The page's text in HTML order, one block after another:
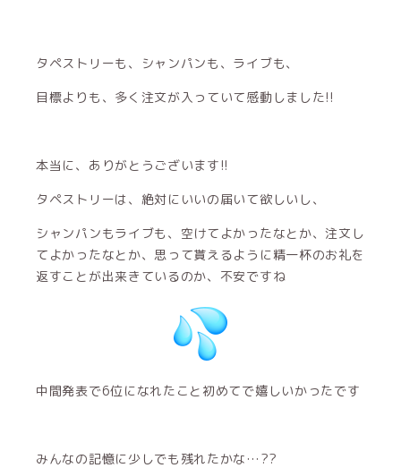
タペストリーも、シャンパンも、ライブも、
目標よりも、多く注文が入っていて感動しました!!
本当に、ありがとうございます!!
タペストリーは、絶対にいいの届いて欲しいし、
シャンパンもライブも、空けてよかったなとか、注文し
てよかったなとか、思って貰えるように精一杯のお礼を
返すことが出来きているのか、不安ですね
中間発表で6位になれたこと初めてで嬉しいかったです
みんなの記憶に少しでも残れたかな…??